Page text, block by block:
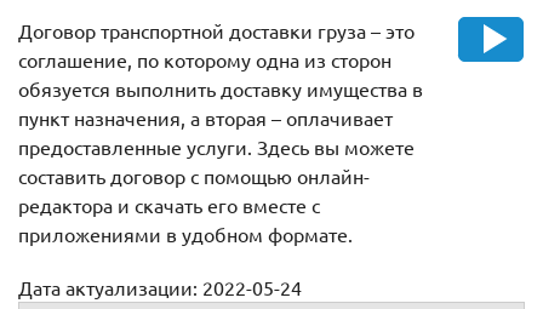
Договор транспортной доставки груза – это
соглашение, по которому одна из сторон
обязуется выполнить доставку имущества в
пункт назначения, а вторая – оплачивает
предоставленные услуги. Здесь вы можете
составить договор с помощью онлайн-
редактора и скачать его вместе с
приложениями в удобном формате.
Дата актуализации: 2022-05-24